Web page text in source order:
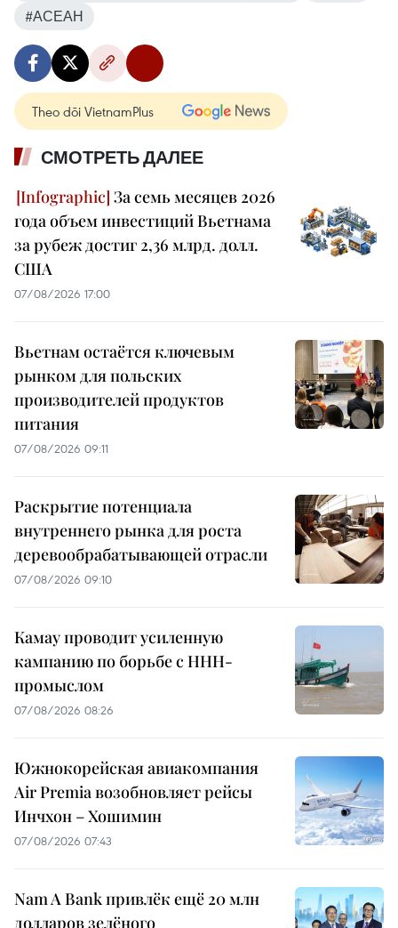
#АСЕАН
Theo dõi VietnamPlus
СМОТРЕТЬ ДАЛЕЕ
За семь месяцев 2026
года объем инвестиций Вьетнама
за рубеж достиг 2,36 млрд. долл.
США
07/08/2026 17:00
Вьетнам остаётся ключевым
рынком для польских
производителей продуктов
питания
07/08/2026 09:11
Раскрытие потенциала
внутреннего рынка для роста
деревообрабатывающей отрасли
07/08/2026 09:10
Камау проводит усиленную
кампанию по борьбе с ННН-
промыслом
07/08/2026 08:26
Южнокорейская авиакомпания
Air Premia возобновляет рейсы
Инчхон – Хошимин
07/08/2026 07:43
Nam A Bank привлёк ещё 20 млн
долларов зелёного